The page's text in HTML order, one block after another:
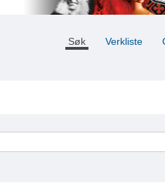
Søk Verkliste